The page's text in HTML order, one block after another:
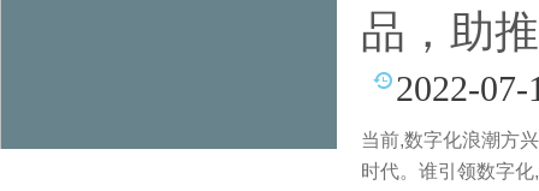
品，助
2022-07-
当前,数字化浪潮方
时代。谁引领数字